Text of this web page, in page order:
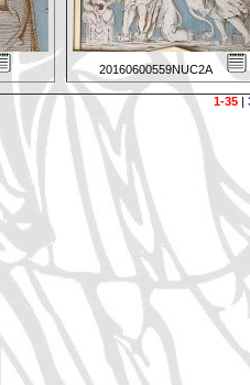
20160600559NUC2A
1-35|